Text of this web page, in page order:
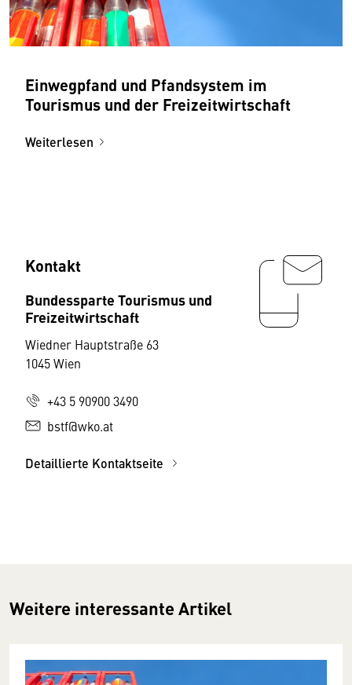
Einwegpfand und Pfandsystem im
Tourismus und der Freizeitwirtschaft
Weiterlesen
Kontakt
Bundessparte Tourismus und
Freizeitwirtschaft
Wiedner Hauptstraße 63
1045 Wien
+43 5 90900 3490
bstf@wko.at
Detaillierte Kontaktseite
Weitere interessante Artikel